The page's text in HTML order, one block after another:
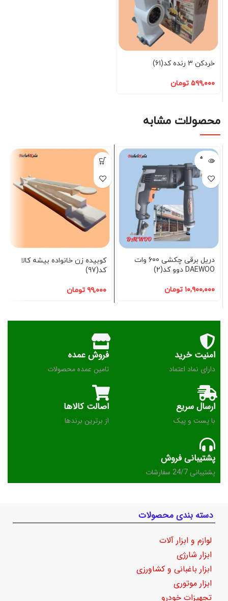
خردکن 3 رنده کد(61)
۵۹۹,۰۰۰ تومان
محصولات مشابه
فروخته
شده
دریل برقی چکشی 600 وات
DAEWOO دوو کد(2)
۱۰,۹۰۰,۰۰۰ تومان
کوبیده زن خانواده بیشه کالا
کد(97)
۹۹,۰۰۰ تومان
امنیت خرید
دارای نماد اعتماد
فروش عمده
تامین عمده محصولات
ارسال سریع
با پست و پیک
اصالت کالاها
از برترین برندها
پشتیبانی فروش
پشتیبانی 24/7 سفارشات
دسته بندی محصولات
لوازم و ابزار آلات
ابزار شارژی
ابزار باغبانی و کشاورزی
ابزار موتوری
تجهیزات خودرو